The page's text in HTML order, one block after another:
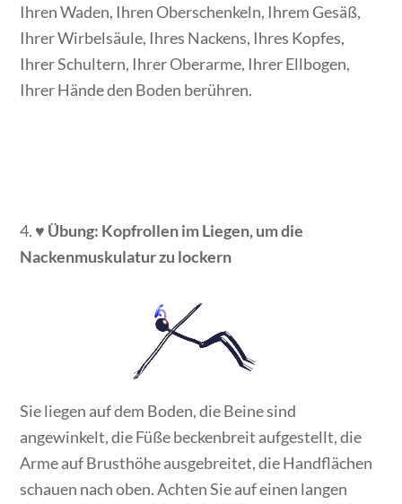
Ihren Waden, Ihren Oberschenkeln, Ihrem Gesäß,
Ihrer Wirbelsäule, Ihres Nackens, Ihres Kopfes,
Ihrer Schultern, Ihrer Oberarme, Ihrer Ellbogen,
Ihrer Hände den Boden berühren.
4. ♥ Übung: Kopfrollen im Liegen, um die
Nackenmuskulatur zu lockern
Sie liegen auf dem Boden, die Beine sind
angewinkelt, die Füße beckenbreit aufgestellt, die
Arme auf Brusthöhe ausgebreitet, die Handflächen
schauen nach oben. Achten Sie auf einen langen